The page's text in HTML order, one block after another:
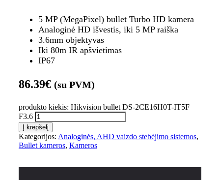
5 MP (MegaPixel) bullet Turbo HD kamera
Analoginė HD išvestis, iki 5 MP raiška
3.6mm objektyvas
Iki 80m IR apšvietimas
IP67
86.39€ (su PVM)
produkto kiekis: Hikvision bullet DS-2CE16H0T-IT5F
F3.6
Į krepšelį
Kategorijos: Analoginės, AHD vaizdo stebėjimo sistemos,
Bullet kameros, Kameros